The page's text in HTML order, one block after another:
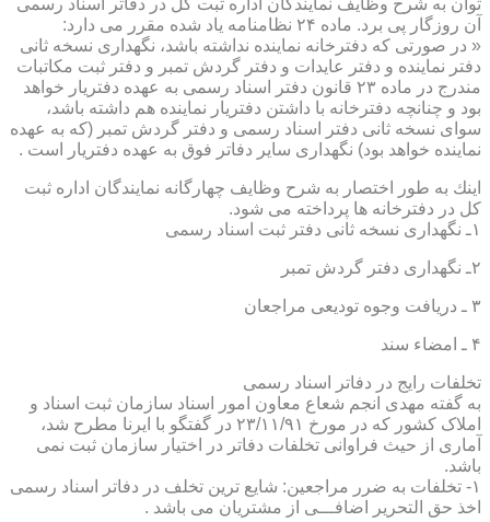
توان به شرح وظایف نمایندگان اداره ثبت كل در دفاتر اسناد رسمی
آن روزگار پی برد. ماده ۲۴ نظامنامه یاد شده مقرر می دارد:
« در صورتی كه دفترخانه نماینده نداشته باشد، نگهداری نسخه ثانی
دفتر نماینده و دفتر عایدات و دفتر گردش تمبر و دفتر ثبت مكاتبات
مندرج در ماده ۲۳ قانون دفتر اسناد رسمی به عهده دفتریار خواهد
بود و چنانچه دفترخانه با داشتن دفتریار نماینده هم داشته باشد،
سوای نسخه ثانی دفتر اسناد رسمی و دفتر گردش تمبر (كه به عهده
نماینده خواهد بود) نگهداری سایر دفاتر فوق به عهده دفتریار است .
اینك به طور اختصار به شرح وظایف چهارگانه نمایندگان اداره ثبت
كل در دفترخانه ها پرداخته می شود.
۱ـ نگهداری نسخه ثانی دفتر ثبت اسناد رسمی
۲ـ نگهداری دفتر گردش تمبر
۳ ـ دریافت وجوه تودیعی مراجعان
۴ ـ امضاء سند
تخلفات رایج در دفاتر اسناد رسمی
به گفته مهدی انجم شعاع معاون امور اسناد سازمان ثبت اسناد و
املاک کشور که در مورخ ۲۳/۱۱/۹۱ در گفتگو با ایرنا مطرح شد،
آماری از حیث فراوانی تخلفات دفاتر در اختیار سازمان ثبت نمی
باشد.
۱- تخلفات به ضرر مراجعین: شایع ترین تخلف در دفاتر اسناد رسمی
اخذ حق التحریر اضافـــی از مشتریان می باشد .